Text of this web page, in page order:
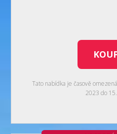
Tato nabídka je časově
2023 do